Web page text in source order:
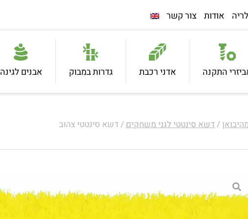
אודות צור קשר
התקנה אדני רכבת גדרות במבוק אבנים לגינה
/ דשא סינטטי לגני משחקים / דשא סינטטי צהוב